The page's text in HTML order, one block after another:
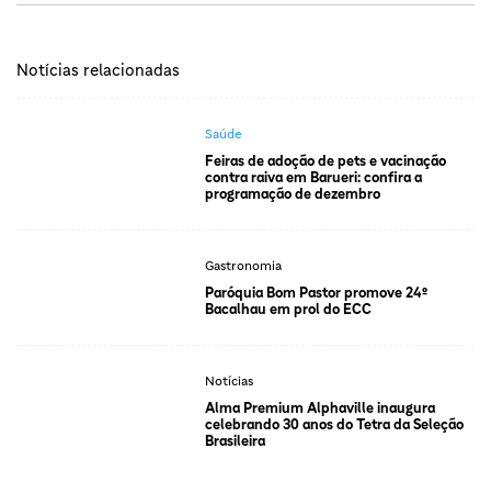
Notícias relacionadas
Saúde
Feiras de adoção de pets e vacinação
contra raiva em Barueri: confira a
programação de dezembro
Gastronomia
Paróquia Bom Pastor promove 24º
Bacalhau em prol do ECC
Notícias
Alma Premium Alphaville inaugura
celebrando 30 anos do Tetra da Seleção
Brasileira